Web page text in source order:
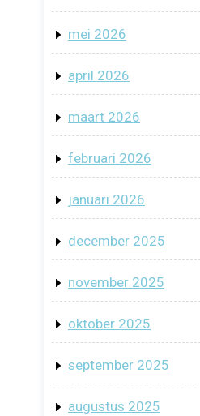
mei 2026
april 2026
maart 2026
februari 2026
januari 2026
december 2025
november 2025
oktober 2025
september 2025
augustus 2025